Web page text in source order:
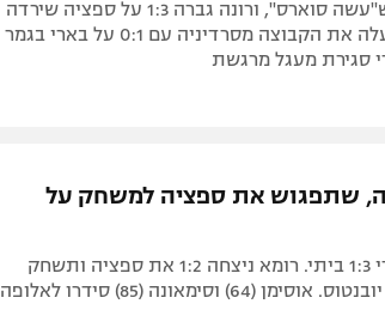
פראוני כבש והורחק אחרי ש"עשה סוארס", ורונה גברה 1:3 על ספציה שירדה
לסרייה B. לפאדולה (94) העלה את הקבוצה מסרדיניה עם 0:1 על בארי בגמר
סגירת מעגל מרגשת
שתפגוש את ספציה למשחק על
צמד של לאאו סידר לרוסונרי 1:3 ביתי. רומא ניצחה 1:2 את ספציה ותשחק
בליגה האירופית על חשבון יובנטוס. אוסימן (64) וסימאונה (85) סידרו לאלופה